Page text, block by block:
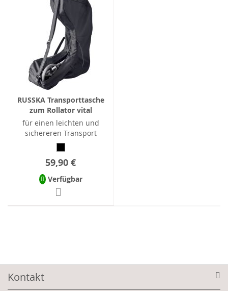
RUSSKA Transporttasche
zum Rollator vital
für einen leichten und
sichereren Transport
59,90 €
Verfügbar
Kontakt